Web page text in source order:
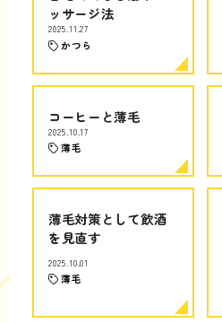
ッサージ法
2025.11.27
かつら
コーヒーと薄毛
2025.10.17
薄毛
薄毛対策として飲酒
を見直す
2025.10.01
薄毛